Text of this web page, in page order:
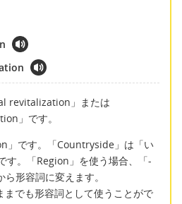
revitalization」または
」です。
」です。「Countryside」は「い
す。「Region」を使う場合、「-
形容詞に変えます。
までも形容詞として使うことがで